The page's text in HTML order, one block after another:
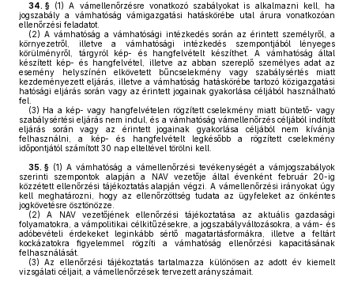
34. § (1) A vámellenőrzésre vonatkozó szabályokat is alkalmazni kell, ha
jogszabály a vámhatóság vámigazgatási hatáskörébe utal árura vonatkozóan
ellenőrzési feladatot.
(2) A vámhatóság a vámhatósági intézkedés során az érintett személyről, a
környezetről, illetve a vámhatósági intézkedés szempontjából lényeges
körülményről, tárgyról kép- és hangfelvételt készíthet. A vámhatóság által
készített kép- és hangfelvétel, illetve az abban szereplő személyes adat az
esemény helyszínén elkövetett bűncselekmény vagy szabálysértés miatt
kezdeményezett eljárás, illetve a vámhatóság hatáskörébe tartozó közigazgatási
hatósági eljárás során vagy az érintett jogainak gyakorlása céljából használható
fel.
(3) Ha a kép- vagy hangfelvételen rögzített cselekmény miatt büntető- vagy
szabálysértési eljárás nem indul, és a vámhatóság vámellenőrzés céljából indított
eljárás során vagy az érintett jogainak gyakorlása céljából nem kívánja
felhasználni, a kép- és hangfelvételt legkésőbb a rögzített cselekmény
időpontjától számított 30 nap elteltével törölni kell.
35. § (1) A vámhatóság a vámellenőrzési tevékenységét a vámjogszabályok
szerinti szempontok alapján a NAV vezetője által évenként február 20-ig
közzétett ellenőrzési tájékoztatás alapján végzi. A vámellenőrzési irányokat úgy
kell meghatározni, hogy az ellenőrzöttség tudata az ügyfeleket az önkéntes
jogkövetésre ösztönözze.
(2) A NAV vezetőjének ellenőrzési tájékoztatása az aktuális gazdasági
folyamatokra, a vámpolitikai célkitűzésekre, a jogszabályváltozásokra, a vám- és
adóbevételi érdekeket leginkább sértő magatartásformákra, illetve a feltárt
kockázatokra figyelemmel rögzíti a vámhatóság ellenőrzési kapacitásának
felhasználását.
(3) Az ellenőrzési tájékoztatás tartalmazza különösen az adott év kiemelt
vizsgálati céljait, a vámellenőrzések tervezett arányszámait.